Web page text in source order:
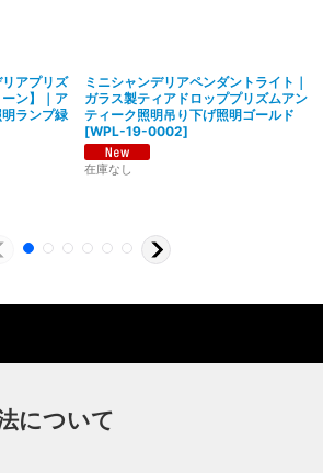
では、アンティーク照明のリメイクやオ
、販売から納品、修理などのアフタフォ
ドによる小規模生産により、他にはな
年変わらず愛され続けるソケ
ことです。エジソンが電球を発明した
トを使用しています。
アプリズ
ン】｜ア
ランプ緑
ミニシャンデリアペンダントライト｜
ガラス製ティアドロッププリズムアン
ティーク照明吊り下げ照明ゴールド
[WPL-19-0002]
在庫なし
について